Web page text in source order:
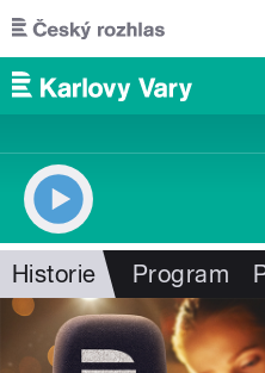
Přejít k hlavnímu obsahu
Historie Program